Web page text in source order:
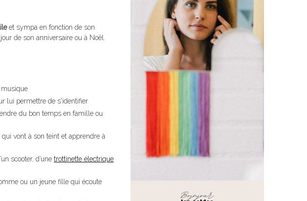
et sympa en fonction de son
de son anniversaire ou à Noël.
musique
lui permettre de s'identifier
du bon temps en famille ou
vont à son teint et apprendre à
scooter, d’une trottinette électrique
ou un jeune fille qui écoute